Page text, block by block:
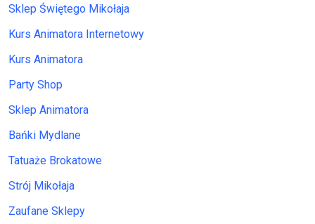
Sklep Świętego Mikołaja
Kurs Animatora Internetowy
Kurs Animatora
Party Shop
Sklep Animatora
Bańki Mydlane
Tatuaże Brokatowe
Strój Mikołaja
Zaufane Sklepy